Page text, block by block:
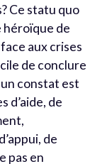
Ce statu quo
de
aux crises
de conclure
constat est
d’aide, de
de
pas en